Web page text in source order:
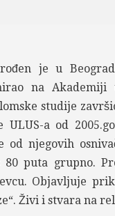
je u
na
studije
ULUS-a od
od njegovih
80 puta grupno.
Objavljuje
Živi i stvara na